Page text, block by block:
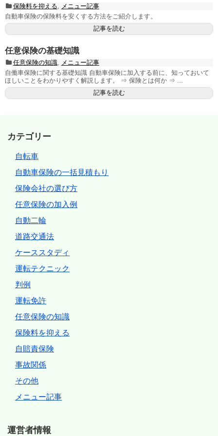
保険料を抑える, メニュー記事
自動車保険の保険料を安くする方法をご紹介します。
記事を読む
任意保険の基礎知識
任意保険の知識, メニュー記事
自働車保険に関する基礎知識 自動車保険に加入する前に、知っておいて
ほしいことをわかりやすく解説します。 ⇒ 保険とは何か ⇒ ...
記事を読む
カテゴリー
自転車
自動車保険の一括見積もり
保険会社の選び方
任意保険の加入例
自動二輪
道路交通法
ケーススタディ
運転テクニック
判例
運転免許
任意保険の知識
保険料を抑える
自賠責保険
事故関係
その他
メニュー記事
運営者情報